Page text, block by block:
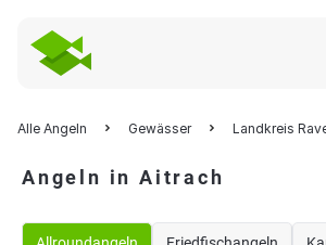
Alle Angeln Gewässer Landkreis
Angeln in Aitrach